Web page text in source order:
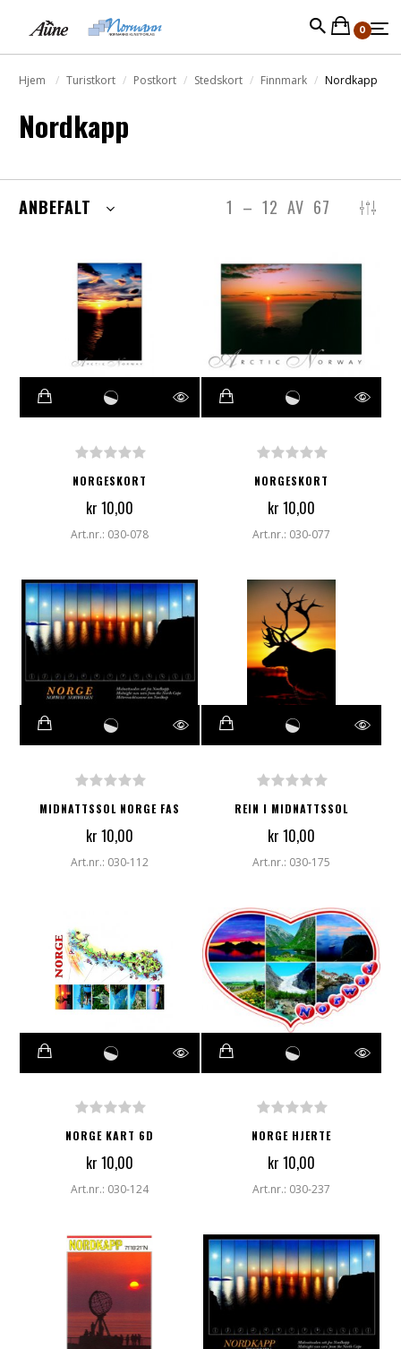
0
Hjem Turistkort Postkort Stedskort Finnmark Nordkapp
Nordkapp
1 – 12 AV 67
ANBEFALT
NORGESKORT
kr 10,00
Art.nr.: 030-078
NORGESKORT
kr 10,00
Art.nr.: 030-077
MIDNATTSSOL NORGE FAS
kr 10,00
Art.nr.: 030-112
REIN I MIDNATTSSOL
kr 10,00
Art.nr.: 030-175
NORGE KART 6D
kr 10,00
Art.nr.: 030-124
NORGE HJERTE
kr 10,00
Art.nr.: 030-237